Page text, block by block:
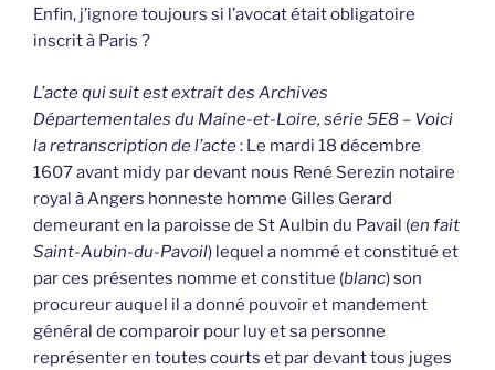
Enfin, j’ignore toujours si l’avocat était obligatoire
inscrit à Paris ?
L’acte qui suit est extrait des Archives
Départementales du Maine-et-Loire, série 5E8 – Voici
la retranscription de l’acte: Le mardi 18 décembre
1607 avant midy par devant nous René Serezin notaire
royal à Angers honneste homme Gilles Gerard
demeurant en la paroisse de St Aulbin du Pavail (en fait
Saint-Aubin-du-Pavoil) lequel a nommé et constitué et
par ces présentes nomme et constitue (blanc) son
procureur auquel il a donné pouvoir et mandement
général de comparoir pour luy et sa personne
représenter en toutes courts et par devant tous juges